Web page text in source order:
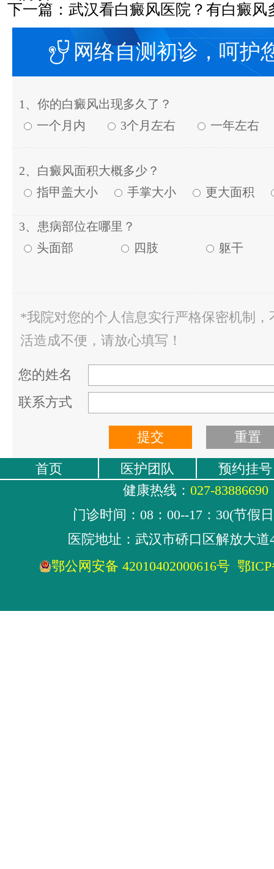
下一篇： 武汉看白癜风医院？有白癜风
网络自测初诊，呵护
1、你的白癜风出现多久了？
一个月内
3个月左右 一年左右
2、白癜风面积大概多少？
指甲盖大小
手掌大小 更大面积
3、患病部位在哪里？
头面部
四肢 躯干
*我院对您的个人信息实行严格保密机制，
活造成不便，请放心填写！
您的姓名
联系方式
首页 医护团队
预约挂号
健康热线： 027-83886690
门诊时间：08：00--17：30(节假
医院地址：武汉市硚口区解放大道
鄂公网安备 42010402000616号 鄂